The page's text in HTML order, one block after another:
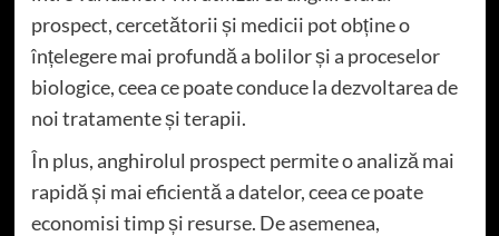
prospect, cercetătorii și medicii pot obține o
înțelegere mai profundă a bolilor și a proceselor
biologice, ceea ce poate conduce la dezvoltarea de
noi tratamente și terapii.
În plus, anghirolul prospect permite o analiză mai
rapidă și mai eficientă a datelor, ceea ce poate
economisi timp și resurse. De asemenea,